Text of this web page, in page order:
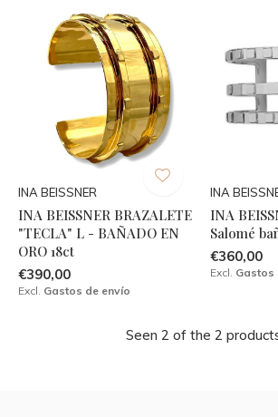
INA BEISSNER
INA BEISSNER BRAZALETE
"TECLA" L - BAÑADO EN
ORO 18ct
€390,00
Excl. Gastos de envío
INA
INA
Salomé
€360,00
Excl. Gastos
Seen 2 of the 2